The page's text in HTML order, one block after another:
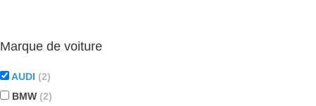
Marque de voiture
AUDI (2)
BMW (2)